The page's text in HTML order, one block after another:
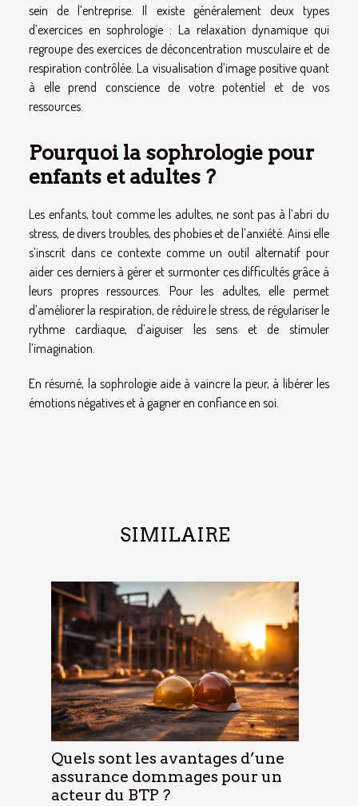
sein de l’entreprise. Il existe généralement deux types
d’exercices en sophrologie : La relaxation dynamique qui
regroupe des exercices de déconcentration musculaire et de
respiration contrôlée. La visualisation d’image positive quant
à elle prend conscience de votre potentiel et de vos
ressources.
Pourquoi la sophrologie pour
enfants et adultes ?
Les enfants, tout comme les adultes, ne sont pas à l’abri du
stress, de divers troubles, des phobies et de l’anxiété. Ainsi elle
s’inscrit dans ce contexte comme un outil alternatif pour
aider ces derniers à gérer et surmonter ces difficultés grâce à
leurs propres ressources. Pour les adultes, elle permet
d’améliorer la respiration, de réduire le stress, de régulariser le
rythme cardiaque, d’aiguiser les sens et de stimuler
l’imagination.
En résumé, la sophrologie aide à vaincre la peur, à libérer les
émotions négatives et à gagner en confiance en soi.
SIMILAIRE
Quels sont les avantages d’une
assurance dommages pour un
acteur du BTP ?